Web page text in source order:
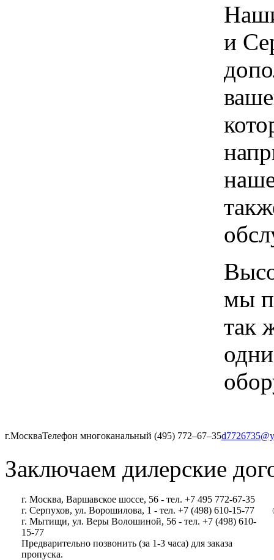
и
мы
так
г.МоскваТелефон многоканальный (495) 772‒67‒35
Заключаем дилерские
г. Москва, Варшавское шоссе, 56 - тел. +7 495 772-67-35
г. Серпухов, ул. Ворошилова, 1 - тел. +7 (498) 610-15-77
г. Мытищи, ул. Веры Волошиной, 56 - тел. +7 (498) 610-
15-77
Предварительно позвонить (за 1-3 часа) для заказа
пропуска.